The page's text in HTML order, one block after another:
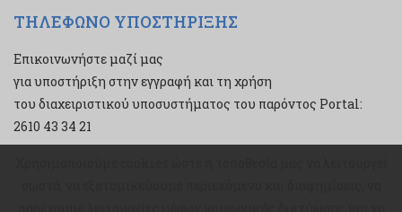
ΤΗΛΕΦΩΝΟ ΥΠΟΣΤΗΡΙΞΗΣ
Επικοινωνήστε μαζί μας
για υποστήριξη στην εγγραφή και τη χρήση
του διαχειριστικού υποσυστήματος του παρόντος Portal:
2610 43 34 21